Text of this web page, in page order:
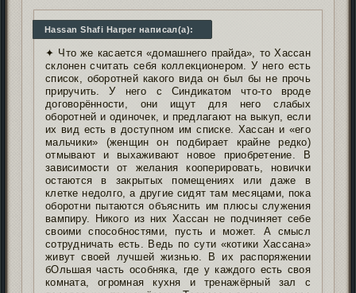
Hassan Shafi Harper написал(а):
✦ Что же касается «домашнего прайда», то Хассан
склонен считать себя коллекционером. У него есть
список, оборотней какого вида он был бы не прочь
приручить. У него с Синдикатом что-то вроде
договорённости, они ищут для него слабых
оборотней и одиночек, и предлагают на выкуп, если
их вид есть в доступном им списке. Хассан и «его
мальчики» (женщин он подбирает крайне редко)
отмывают и выхаживают новое приобретение. В
зависимости от желания кооперировать, новички
остаются в закрытых помещениях или даже в
клетке недолго, а другие сидят там месяцами, пока
оборотни пытаются объяснить им плюсы служения
вампиру. Никого из них Хассан не подчиняет себе
своими способностями, пусть и может. А смысл
сотрудничать есть. Ведь по сути «котики Хассана»
живут своей лучшей жизнью. В их распоряжении
бОльшая часть особняка, где у каждого есть своя
комната, огромная кухня и тренажёрный зал с